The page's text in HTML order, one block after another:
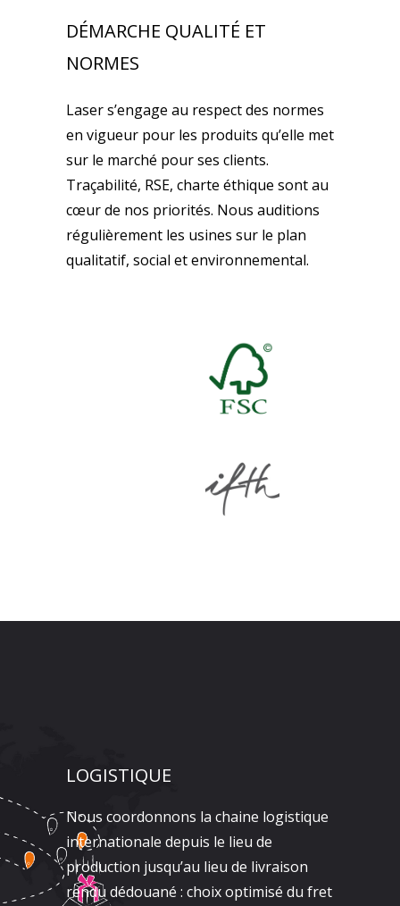
DÉMARCHE QUALITÉ ET
NORMES
Laser s’engage au respect des normes
en vigueur pour les produits qu’elle met
sur le marché pour ses clients.
Traçabilité, RSE, charte éthique sont au
cœur de nos priorités. Nous auditions
régulièrement les usines sur le plan
qualitatif, social et environnemental.
LOGISTIQUE
Nous coordonnons la chaine logistique
internationale depuis le lieu de
production jusqu’au lieu de livraison
rendu dédouané : choix optimisé du fret